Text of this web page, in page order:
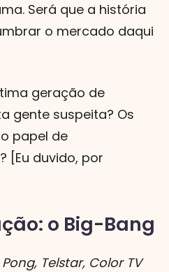
Será que a história
o mercado daqui
geração de
gente suspeita? Os
papel de
[Eu duvido, por
o Big-Bang
Telstar, Color TV